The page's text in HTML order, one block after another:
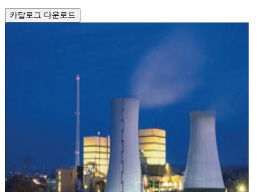
카달로그 다운로드